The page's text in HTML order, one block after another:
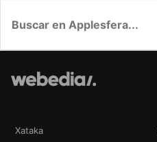
Xataka